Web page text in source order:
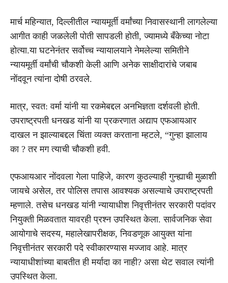
मार्च महिन्यात, दिल्लीतील न्यायमूर्ती वर्मांच्या निवासस्थानी लागलेल्या
आगीत काही जळलेली पोती सापडली होती, ज्यामध्ये बँकेच्या नोटा
होत्या.या घटनेनंतर सर्वोच्च न्यायालयाने नेमलेल्या समितीने
न्यायमूर्ती वर्मांची चौकशी केली आणि अनेक साक्षीदारांचे जबाब
नोंदवून त्यांना दोषी ठरवले.
मात्र, स्वत: वर्मा यांनी या रकमेबद्दल अनभिज्ञता दर्शवली होती.
उपराष्ट्रपती धनखड यांनी या प्रकरणात अद्याप एफआयआर
दाखल न झाल्याबद्दल चिंता व्यक्त करताना म्हटले, “गुन्हा झालाय
का ? तर मग त्याची चौकशी हवी.
एफआयआर नोंदवला गेला पाहिजे, कारण कुठल्याही गुन्ह्याची मुळाशी
जायचे असेल, तर पोलिस तपास आवश्यक असल्याचे उपराष्ट्रपती
म्हणाले. तसेच धनखड यांनी न्यायाधीश निवृत्तीनंतर सरकारी पदांवर
नियुक्ती मिळवतात यावरही प्रश्न उपस्थित केला. सार्वजनिक सेवा
आयोगाचे सदस्य, महालेखापरीक्षक, निवडणूक आयुक्त यांना
निवृत्तीनंतर सरकारी पदे स्वीकारण्यास मज्जाव आहे. मात्र
न्यायाधीशांच्या बाबतीत ही मर्यादा का नाही? असा थेट सवाल त्यांनी
उपस्थित केला.